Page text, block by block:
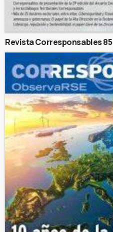
Revista Corresponsables 85